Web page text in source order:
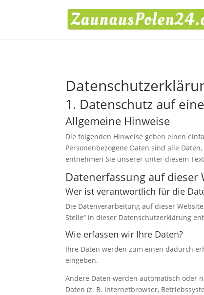
1. Datenschutz auf
Allgemeine Hinweise
Die folgenden Hinweise geben einen
Personenbezogene Daten sind alle
entnehmen Sie unserer unter diesem
Datenerfassung auf dieser
Wer ist verantwortlich für die
Die Datenverarbeitung auf dieser
Stelle“ in dieser Datenschutzerklärung
Wie erfassen wir Ihre Daten?
Ihre Daten werden zum einen dadurch
eingeben.
Andere Daten werden automatisch oder
Daten (z. B. Internetbrowser,